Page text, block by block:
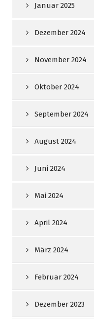
Januar 2025
Dezember 2024
November 2024
Oktober 2024
September 2024
August 2024
Juni 2024
Mai 2024
April 2024
März 2024
Februar 2024
Dezember 2023